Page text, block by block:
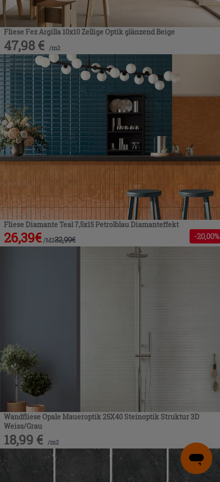
Fliese Fez Argilla 10x10 Zellige Optik glänzend Beige
47,98 € /m2
Fliese Diamante Teal 7,5x15 Petrolblau Diamanteffekt
26,39€ /M232,99€ -20,00%
Wandfliese Opale Maueroptik 25X40 Steinoptik Struktur 3D
Weiss/Grau
18,99 € /m2